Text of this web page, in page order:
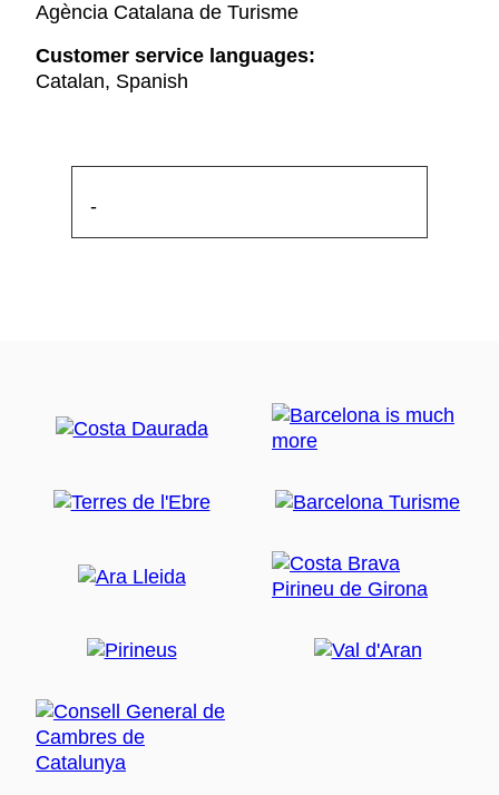
Agència Catalana de Turisme
Customer service languages:
Catalan, Spanish
-